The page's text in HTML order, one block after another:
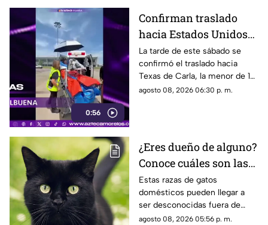
0:56
Confirman traslado
hacia Estados Unidos
de menor que sufrió
quemadura en la
explosión de gas LP en
Cuernavaca
La tarde de este sábado se
confirmó el traslado hacia
Texas de Carla, la menor de 15
años que resultó gravemente
agosto 08, 2026 06:30 p. m.
¿Eres dueño de alguno?
Conoce cuáles son las
cinco razas más raras
de gatos domésticos en
todo el mundo
Estas razas de gatos
domésticos pueden llegar a
ser desconocidas fuera de
círculos especializados, y
agosto 08, 2026 05:56 p. m.